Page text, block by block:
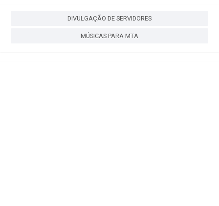
DIVULGAÇÃO DE SERVIDORES
MÚSICAS PARA MTA